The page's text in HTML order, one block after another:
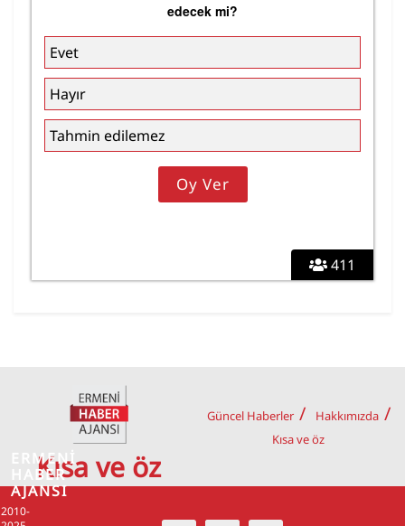
411
edecek mi?
Evet
Hayır
Tahmin edilemez
Kısa ve öz
Güncel Haberler
Hakkımızda
Kısa ve öz
2010-
ERMENİ
HABER
AJANSI